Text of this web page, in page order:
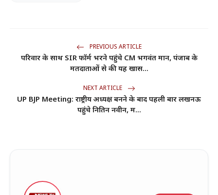
PREVIOUS ARTICLE
परिवार के साथ SIR फॉर्म भरने पहुंचे CM भगवंत मान, पंजाब के
मतदाताओं से की यह खास...
NEXT ARTICLE
UP BJP Meeting: राष्ट्रीय अध्यक्ष बनने के बाद पहली बार लखनऊ
पहुंचे नितिन नवीन, म...